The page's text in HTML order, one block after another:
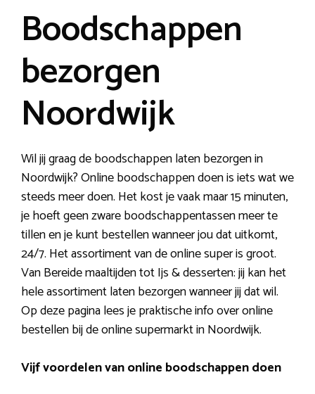
Boodschappen
bezorgen
Noordwijk
Wil jij graag de boodschappen laten bezorgen in
Noordwijk? Online boodschappen doen is iets wat we
steeds meer doen. Het kost je vaak maar 15 minuten,
je hoeft geen zware boodschappentassen meer te
tillen en je kunt bestellen wanneer jou dat uitkomt,
24/7. Het assortiment van de online super is groot.
Van Bereide maaltijden tot Ijs & desserten: jij kan het
hele assortiment laten bezorgen wanneer jij dat wil.
Op deze pagina lees je praktische info over online
bestellen bij de online supermarkt in Noordwijk.
Vijf voordelen van online boodschappen doen